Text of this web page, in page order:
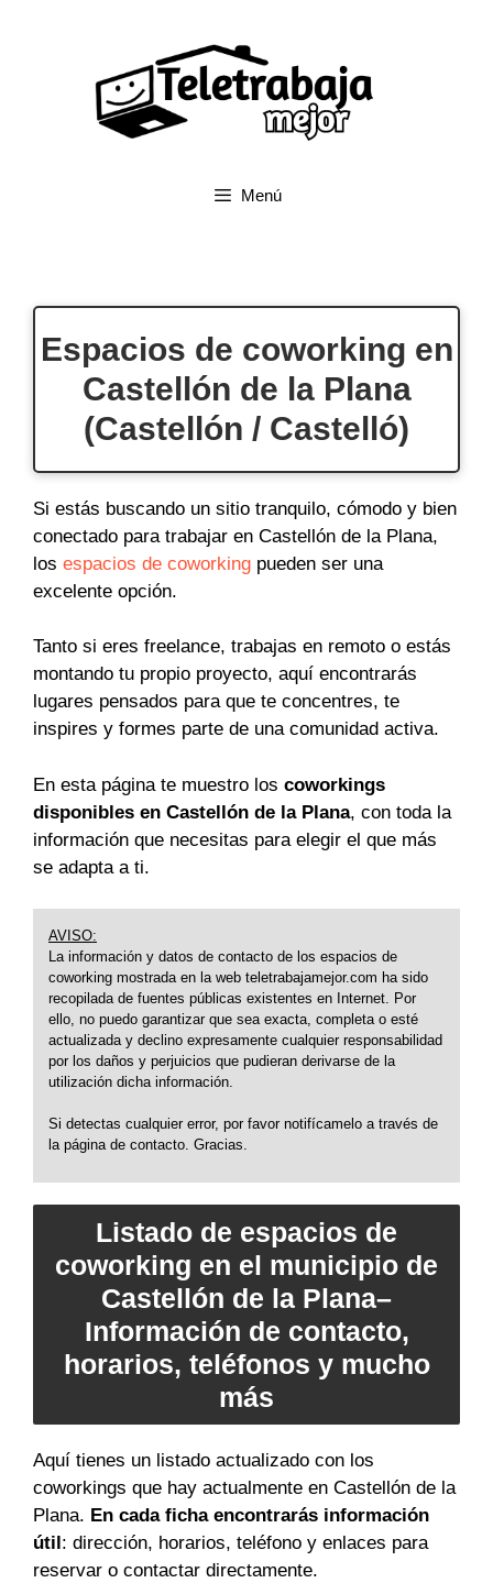
Menú
Espacios de coworking en
Castellón de la Plana
(Castellón / Castelló)
Si estás buscando un sitio tranquilo, cómodo y bien
conectado para trabajar en Castellón de la Plana,
los espacios de coworking pueden ser una
excelente opción.
Tanto si eres freelance, trabajas en remoto o estás
montando tu propio proyecto, aquí encontrarás
lugares pensados para que te concentres, te
inspires y formes parte de una comunidad activa.
En esta página te muestro los coworkings
disponibles en Castellón de la Plana, con toda la
información que necesitas para elegir el que más
se adapta a ti.
AVISO:
La información y datos de contacto de los espacios de
coworking mostrada en la web teletrabajamejor.com ha sido
recopilada de fuentes públicas existentes en Internet. Por
ello, no puedo garantizar que sea exacta, completa o esté
actualizada y declino expresamente cualquier responsabilidad
por los daños y perjuicios que pudieran derivarse de la
utilización dicha información.
Si detectas cualquier error, por favor notifícamelo a través de
la página de contacto. Gracias.
Listado de espacios de
coworking en el municipio de
Castellón de la Plana–
Información de contacto,
horarios, teléfonos y mucho
más
Aquí tienes un listado actualizado con los
coworkings que hay actualmente en Castellón de la
Plana. En cada ficha encontrarás información
útil: dirección, horarios, teléfono y enlaces para
reservar o contactar directamente.